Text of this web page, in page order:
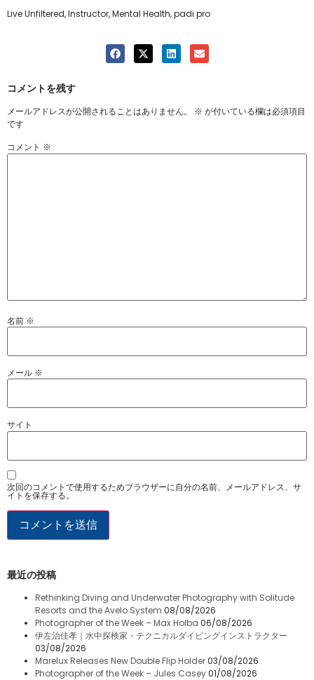
Live Unfiltered, Instructor, Mental Health, padi pro
コメントを残す
メールアドレスが公開されることはありません。 ※ が付いている欄は必須項目
です
コメント ※
名前 ※
メール ※
サイト
次回のコメントで使用するためブラウザーに自分の名前、メールアドレス、サ
イトを保存する。
最近の投稿
Rethinking Diving and Underwater Photography with Solitude
Resorts and the Avelo System 08/08/2026
Photographer of the Week – Max Holba 06/08/2026
伊左治佳孝｜水中探検家・テクニカルダイビングインストラクター
03/08/2026
Marelux Releases New Double Flip Holder03/08/2026
Photographer of the Week – Jules Casey01/08/2026